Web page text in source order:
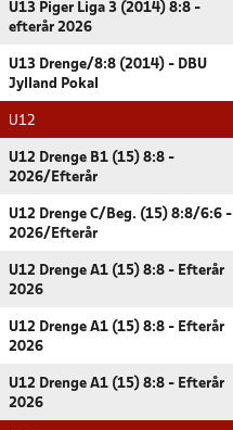
U13 Piger Liga 3 (2014) 8:8 -
efterår 2026
U13 Drenge/8:8 (2014) - DBU
Jylland Pokal
U12
U12 Drenge B1 (15) 8:8 -
2026/Efterår
U12 Drenge C/Beg. (15) 8:8/6:6 -
2026/Efterår
U12 Drenge A1 (15) 8:8 - Efterår
2026
U12 Drenge A1 (15) 8:8 - Efterår
2026
U12 Drenge A1 (15) 8:8 - Efterår
2026